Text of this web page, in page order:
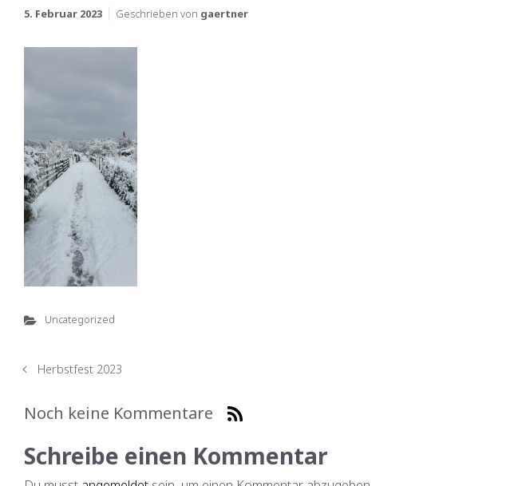
5. Februar 2023 Geschrieben von gaertner
Uncategorized
Herbstfest 2023
Noch keine Kommentare
Schreibe einen Kommentar